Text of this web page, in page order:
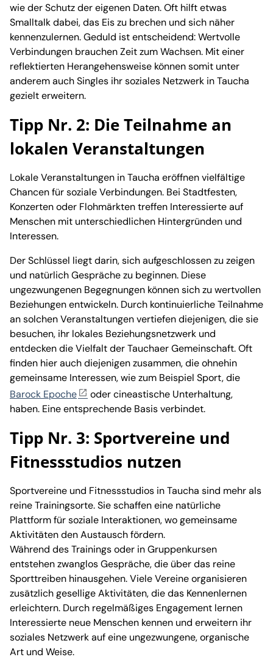
wie der Schutz der eigenen Daten. Oft hilft etwas
Smalltalk dabei, das Eis zu brechen und sich näher
kennenzulernen. Geduld ist entscheidend: Wertvolle
Verbindungen brauchen Zeit zum Wachsen. Mit einer
reflektierten Herangehensweise können somit unter
anderem auch Singles ihr soziales Netzwerk in Taucha
gezielt erweitern.
Tipp Nr. 2: Die Teilnahme an
lokalen Veranstaltungen
Lokale Veranstaltungen in Taucha eröffnen vielfältige
Chancen für soziale Verbindungen. Bei Stadtfesten,
Konzerten oder Flohmärkten treffen Interessierte auf
Menschen mit unterschiedlichen Hintergründen und
Interessen.
Der Schlüssel liegt darin, sich aufgeschlossen zu zeigen
und natürlich Gespräche zu beginnen. Diese
ungezwungenen Begegnungen können sich zu wertvollen
Beziehungen entwickeln. Durch kontinuierliche Teilnahme
an solchen Veranstaltungen vertiefen diejenigen, die sie
besuchen, ihr lokales Beziehungsnetzwerk und
entdecken die Vielfalt der Tauchaer Gemeinschaft. Oft
finden hier auch diejenigen zusammen, die ohnehin
gemeinsame Interessen, wie zum Beispiel Sport, die
Barock Epoche
oder cineastische Unterhaltung,
haben. Eine entsprechende Basis verbindet.
Tipp Nr. 3: Sportvereine und
Fitnessstudios nutzen
Sportvereine und Fitnessstudios in Taucha sind mehr als
reine Trainingsorte. Sie schaffen eine natürliche
Plattform für soziale Interaktionen, wo gemeinsame
Aktivitäten den Austausch fördern.
Während des Trainings oder in Gruppenkursen
entstehen zwanglos Gespräche, die über das reine
Sporttreiben hinausgehen. Viele Vereine organisieren
zusätzlich gesellige Aktivitäten, die das Kennenlernen
erleichtern. Durch regelmäßiges Engagement lernen
Interessierte neue Menschen kennen und erweitern ihr
soziales Netzwerk auf eine ungezwungene, organische
Art und Weise.